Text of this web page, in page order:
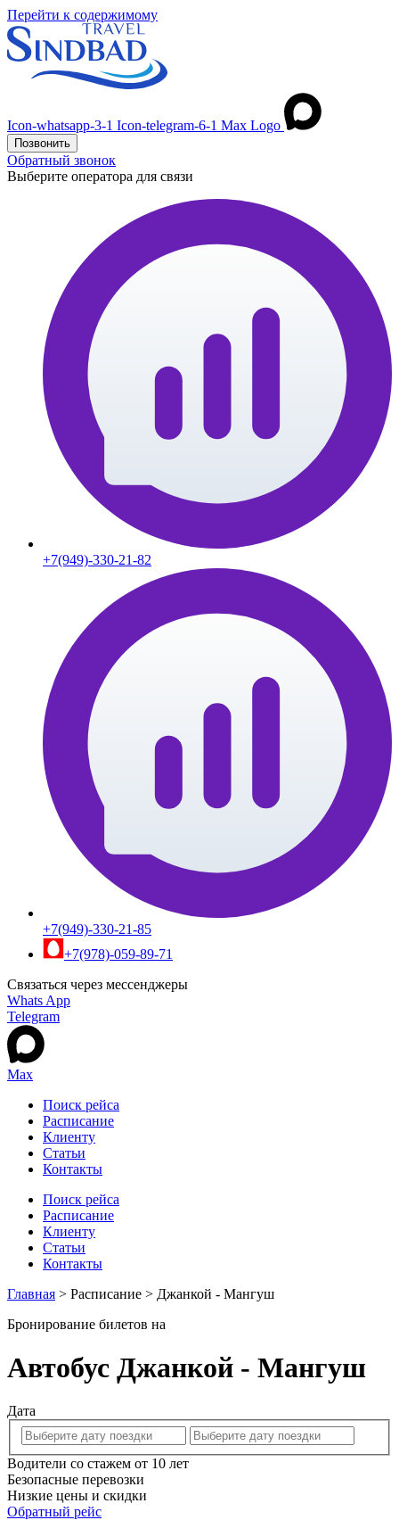
Перейти к содержимому
Icon-whatsapp-3-1 Icon-telegram-6-1 Max Logo
Позвонить
Обратный звонок
Выберите оператора для связи
+7(949)-330-21-82
+7(949)-330-21-85
+7(978)-059-89-71
Связаться через мессенджеры
Whats App
Telegram
Max
Поиск рейса
Расписание
Клиенту
Статьи
Контакты
Поиск рейса
Расписание
Клиенту
Статьи
Контакты
Главная > Расписание > Джанкой - Мангуш
Бронирование билетов на
Автобус Джанкой - Мангуш
Дата
Водители со стажем от 10 лет
Безопасные перевозки
Низкие цены и скидки
Обратный рейс